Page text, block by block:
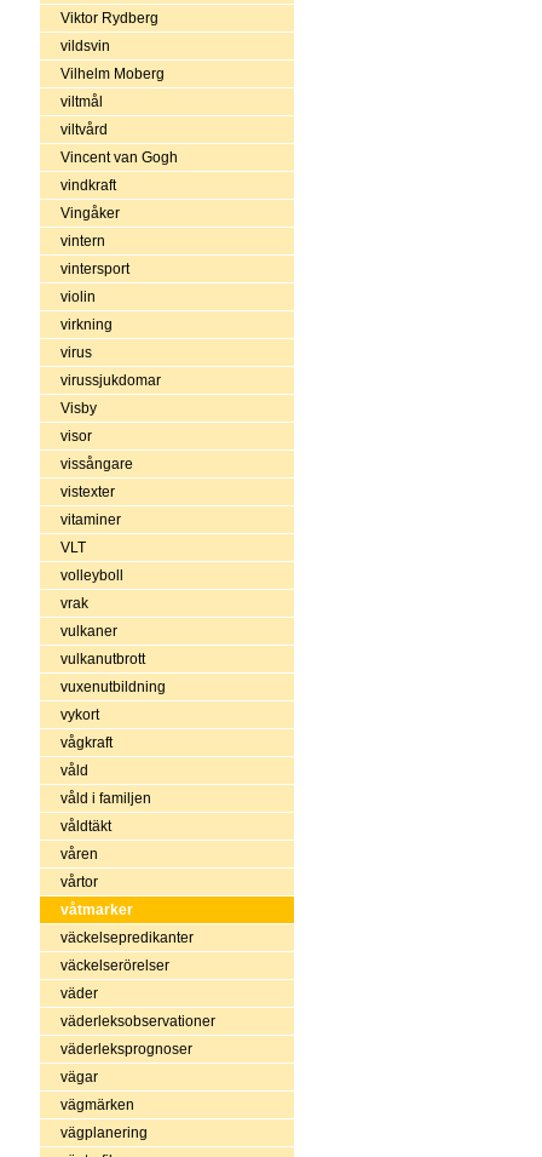
Viktor Rydberg
vildsvin
Vilhelm Moberg
viltmål
viltvård
Vincent van Gogh
vindkraft
Vingåker
vintern
vintersport
violin
virkning
virus
virussjukdomar
Visby
visor
vissångare
vistexter
vitaminer
VLT
volleyboll
vrak
vulkaner
vulkanutbrott
vuxenutbildning
vykort
vågkraft
våld
våld i familjen
våldtäkt
våren
vårtor
våtmarker
väckelsepredikanter
väckelserörelser
väder
väderleksobservationer
väderleksprognoser
vägar
vägmärken
vägplanering